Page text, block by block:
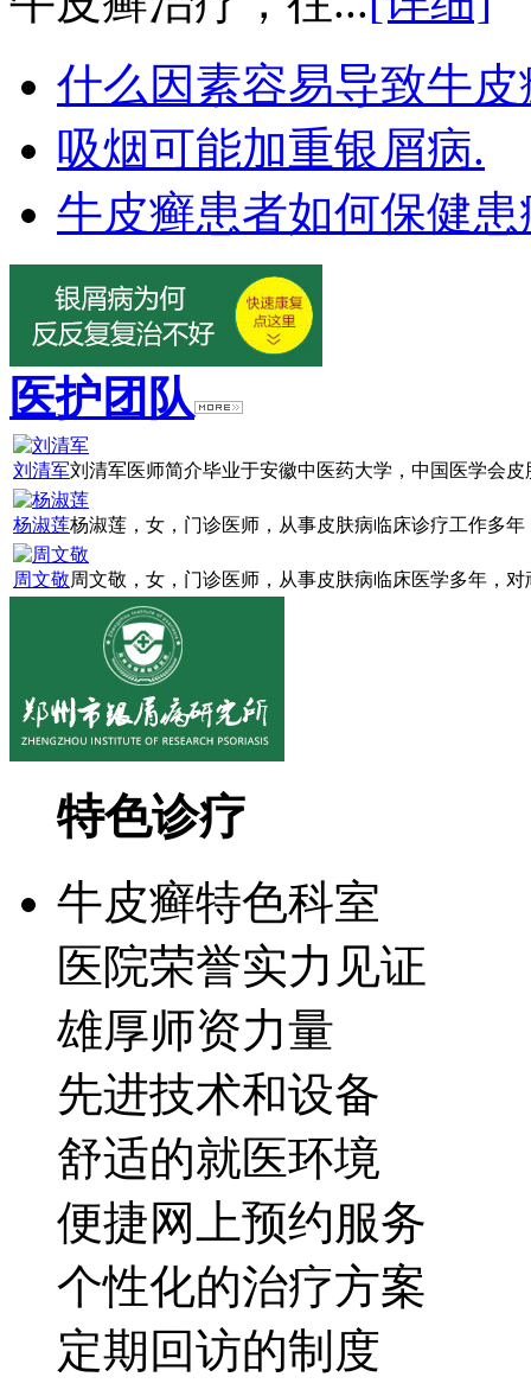
什么因素容易导致牛皮
吸烟可能加重银屑病.
牛皮癣患者如何保健
医护团队
刘清军刘清军医师简介毕业于安徽中医药大学，中国医学会
杨淑莲杨淑莲，女，门诊医师，从事皮肤病临床诊疗工作多
周文敬周文敬，女，门诊医师，从事皮肤病临床医学多年，
特色诊疗
牛皮癣特色科室
医院荣誉实力见证
雄厚师资力量
先进技术和设备
舒适的就医环境
便捷网上预约服务
个性化的治疗方案
定期回访的制度